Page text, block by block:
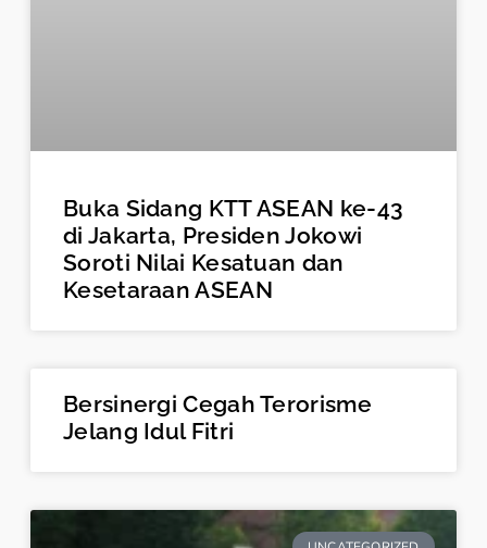
Buka Sidang KTT ASEAN ke-43
di Jakarta, Presiden Jokowi
Soroti Nilai Kesatuan dan
Kesetaraan ASEAN
Bersinergi Cegah Terorisme
Jelang Idul Fitri